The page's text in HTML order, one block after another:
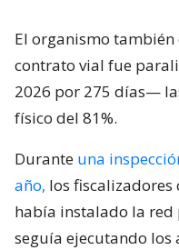
El organismo
contrato vial fue
2026 por 275 días—
físico del 81%.
Durante una
año, los
había instalado la
seguía ejecutando